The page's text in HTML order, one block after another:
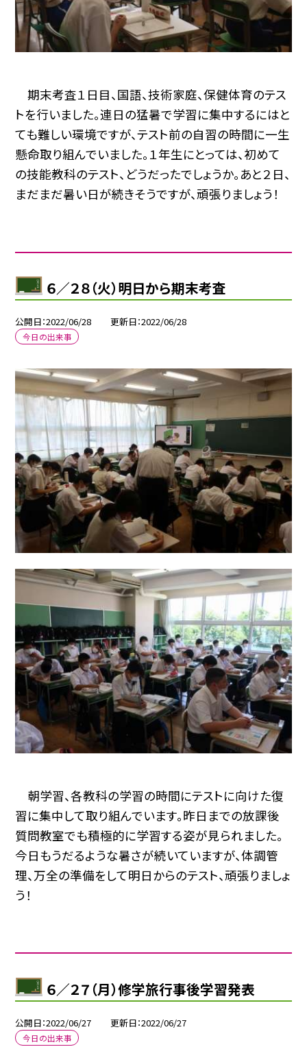
期末考査１日目、国語、技術家庭、保健体育のテス
トを行いました。連日の猛暑で学習に集中するにはと
ても難しい環境ですが、テスト前の自習の時間に一生
懸命取り組んでいました。１年生にとっては、初めて
の技能教科のテスト、どうだったでしょうか。あと２日、
まだまだ暑い日が続きそうですが、頑張りましょう！
６／２８（火）明日から期末考査
公開日 2022/06/28 更新日 2022/06/28
今日の出来事
朝学習、各教科の学習の時間にテストに向けた復
習に集中して取り組んでいます。昨日までの放課後
質問教室でも積極的に学習する姿が見られました。
今日もうだるような暑さが続いていますが、体調管
理、万全の準備をして明日からのテスト、頑張りましょ
う！
６／２７（月）修学旅行事後学習発表
公開日 2022/06/27 更新日 2022/06/27
今日の出来事